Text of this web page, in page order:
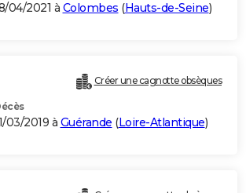
04/2021 à Colombes (Hauts-de-Seine)
Créer une cagnotte obsèques
03/2019 à Guérande (Loire-Atlantique)